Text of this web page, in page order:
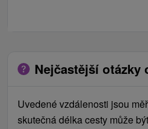
Nejčastější otázky
Uvedené vzdálenosti jsou
skutečná délka cesty může